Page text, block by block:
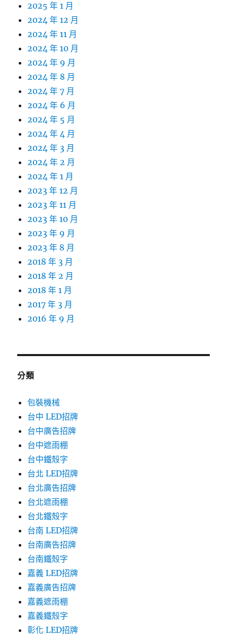
2025 年 1 月
2024 年 12 月
2024 年 11 月
2024 年 10 月
2024 年 9 月
2024 年 8 月
2024 年 7 月
2024 年 6 月
2024 年 5 月
2024 年 4 月
2024 年 3 月
2024 年 2 月
2024 年 1 月
2023 年 12 月
2023 年 11 月
2023 年 10 月
2023 年 9 月
2023 年 8 月
2018 年 3 月
2018 年 2 月
2018 年 1 月
2017 年 3 月
2016 年 9 月
分類
包裝機械
台中 LED招牌
台中廣告招牌
台中遮雨棚
台中鐵殼字
台北 LED招牌
台北廣告招牌
台北遮雨棚
台北鐵殼字
台南 LED招牌
台南廣告招牌
台南鐵殼字
嘉義 LED招牌
嘉義廣告招牌
嘉義遮雨棚
嘉義鐵殼字
彰化 LED招牌